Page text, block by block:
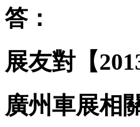
答：
展友對【
廣州車展相